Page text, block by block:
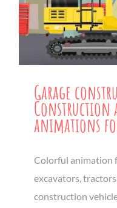
Garage
Construction
animations
Colorful animation
excavators,
construction